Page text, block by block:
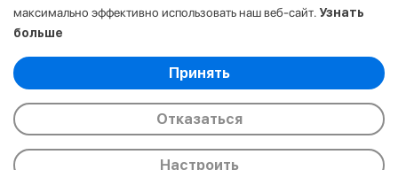
193749584. Все права защищены.
максимально эффективно использовать наш веб-сайт. Узнать
больше
Выберите настройки cookie
Аналитические/Функциональные
Принять
Отказаться
Настроить